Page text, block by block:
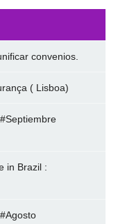
convenios.
( Lisboa)
in Brazil :